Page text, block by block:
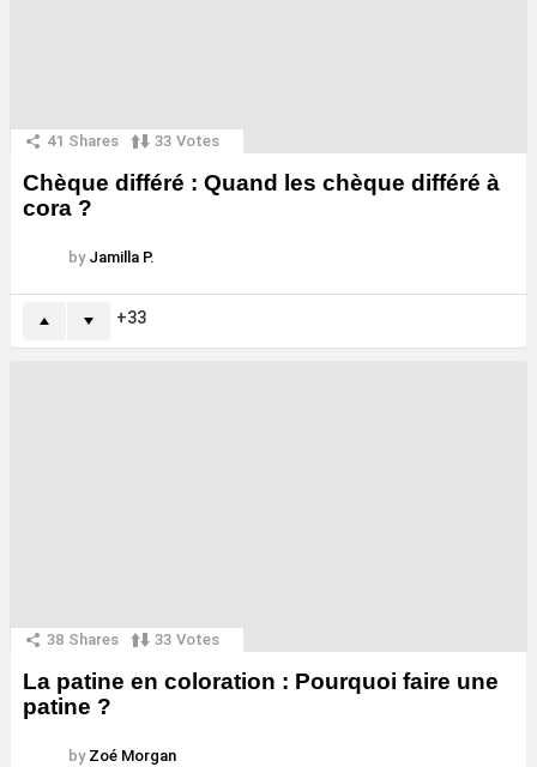
41 Shares 33 Votes
Chèque différé : Quand les chèque différé à
cora ?
by Jamilla P.
33
38 Shares 33 Votes
La patine en coloration : Pourquoi faire une
patine ?
by Zoé Morgan